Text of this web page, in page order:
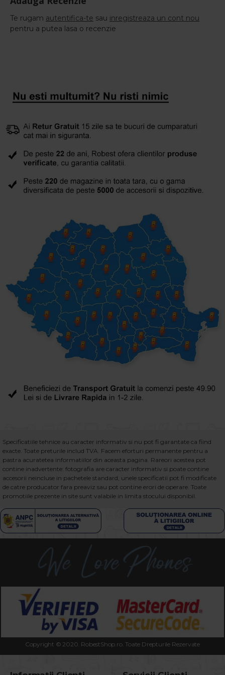
Te rugam autentifica-te sau inregistreaza un cont nou
pentru a putea lasa o recenzie
Specificatiile tehnice au caracter informativ si nu pot fi garantate ca fiind
exacte. Toate preturile includ TVA. Facem eforturi permanente pentru a
pastra acuratetea informatiilor din aceasta pagina. Rareori acestea pot
contine inadvertente: fotografia are caracter informativ si poate contine
accesorii neincluse in pachetele standard, unele specificatii pot fi modificate
de catre producator fara preaviz sau pot contine erori de operare. Toate
promotiile prezente in site sunt valabile in limita stocului disponibil.
Copyright © 2020. RobestShop.ro. Toate Drepturile Rezervate